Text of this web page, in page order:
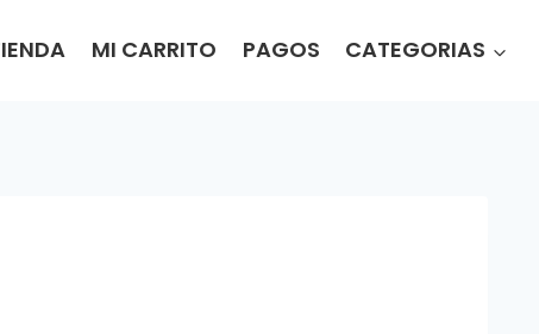
MI CARRITO PAGOS CATEGORIAS